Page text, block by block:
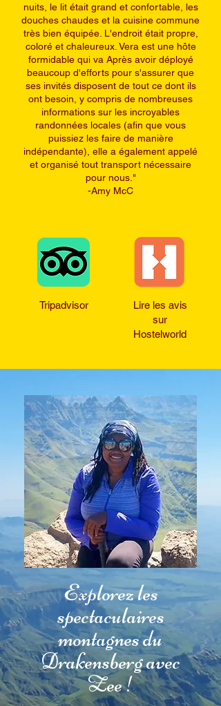
nuits, le lit était grand et confortable, les
douches chaudes et la cuisine commune
très bien équipée. L'endroit était propre,
coloré et chaleureux. Vera est une hôte
formidable qui va Après avoir déployé
beaucoup d'efforts pour s'assurer que
ses invités disposent de tout ce dont ils
ont besoin, y compris de nombreuses
informations sur les incroyables
randonnées locales (afin que vous
puissiez les faire de manière
indépendante), elle a également appelé
et organisé tout transport nécessaire
pour nous."
-Amy McC
Tripadvisor
Lire les avis
sur
Hostelworld
Explorez les
spectaculaires
montagnes du
Drakensberg avec
Zee !